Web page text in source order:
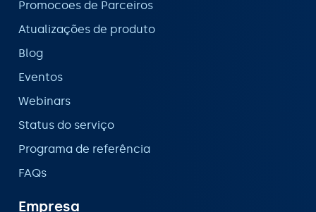
Promocoes de Parceiros
Atualizações de produto
Blog
Eventos
Webinars
Status do serviço
Programa de referência
FAQs
Empresa